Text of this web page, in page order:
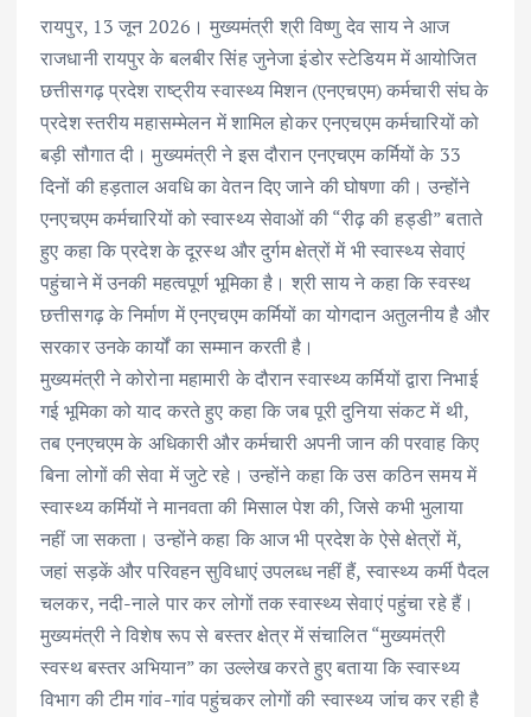
रायपुर, 13 जून 2026। मुख्यमंत्री श्री विष्णु देव साय ने आज
राजधानी रायपुर के बलबीर सिंह जुनेजा इंडोर स्टेडियम में आयोजित
छत्तीसगढ़ प्रदेश राष्ट्रीय स्वास्थ्य मिशन (एनएचएम) कर्मचारी संघ के
प्रदेश स्तरीय महासम्मेलन में शामिल होकर एनएचएम कर्मचारियों को
बड़ी सौगात दी। मुख्यमंत्री ने इस दौरान एनएचएम कर्मियों के 33
दिनों की हड़ताल अवधि का वेतन दिए जाने की घोषणा की। उन्होंने
एनएचएम कर्मचारियों को स्वास्थ्य सेवाओं की “रीढ़ की हड्डी” बताते
हुए कहा कि प्रदेश के दूरस्थ और दुर्गम क्षेत्रों में भी स्वास्थ्य सेवाएं
पहुंचाने में उनकी महत्वपूर्ण भूमिका है। श्री साय ने कहा कि स्वस्थ
छत्तीसगढ़ के निर्माण में एनएचएम कर्मियों का योगदान अतुलनीय है और
सरकार उनके कार्यों का सम्मान करती है।
मुख्यमंत्री ने कोरोना महामारी के दौरान स्वास्थ्य कर्मियों द्वारा निभाई
गई भूमिका को याद करते हुए कहा कि जब पूरी दुनिया संकट में थी,
तब एनएचएम के अधिकारी और कर्मचारी अपनी जान की परवाह किए
बिना लोगों की सेवा में जुटे रहे। उन्होंने कहा कि उस कठिन समय में
स्वास्थ्य कर्मियों ने मानवता की मिसाल पेश की, जिसे कभी भुलाया
नहीं जा सकता। उन्होंने कहा कि आज भी प्रदेश के ऐसे क्षेत्रों में,
जहां सड़कें और परिवहन सुविधाएं उपलब्ध नहीं हैं, स्वास्थ्य कर्मी पैदल
चलकर, नदी-नाले पार कर लोगों तक स्वास्थ्य सेवाएं पहुंचा रहे हैं।
मुख्यमंत्री ने विशेष रूप से बस्तर क्षेत्र में संचालित “मुख्यमंत्री
स्वस्थ बस्तर अभियान” का उल्लेख करते हुए बताया कि स्वास्थ्य
विभाग की टीम गांव-गांव पहुंचकर लोगों की स्वास्थ्य जांच कर रही है